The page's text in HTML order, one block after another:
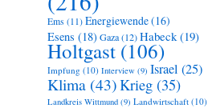
Ems (11) Energiewende(16)
Esens (18)Gaza(12)Habeck(19)
Holtgast (106)
Impfung (10) Interview (9) Israel (25)
Klima (43)Krieg (35)
Landkreis Wittmund (9) Landwirtschaft (10)